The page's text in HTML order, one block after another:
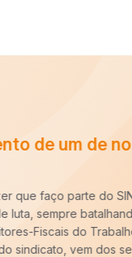
Veja o
“Há cerca de dez
do Trabalho e ao
imprescindível o
Uma carreira para